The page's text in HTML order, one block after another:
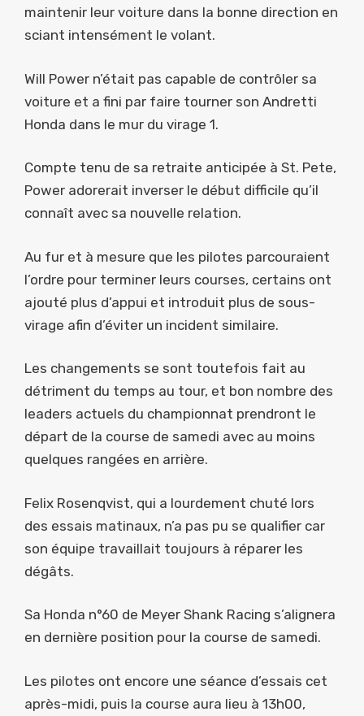
maintenir leur voiture dans la bonne direction en
sciant intensément le volant.
Will Power n’était pas capable de contrôler sa
voiture et a fini par faire tourner son Andretti
Honda dans le mur du virage 1.
Compte tenu de sa retraite anticipée à St. Pete,
Power adorerait inverser le début difficile qu’il
connaît avec sa nouvelle relation.
Au fur et à mesure que les pilotes parcouraient
l’ordre pour terminer leurs courses, certains ont
ajouté plus d’appui et introduit plus de sous-
virage afin d’éviter un incident similaire.
Les changements se sont toutefois fait au
détriment du temps au tour, et bon nombre des
leaders actuels du championnat prendront le
départ de la course de samedi avec au moins
quelques rangées en arrière.
Felix Rosenqvist, qui a lourdement chuté lors
des essais matinaux, n’a pas pu se qualifier car
son équipe travaillait toujours à réparer les
dégâts.
Sa Honda n°60 de Meyer Shank Racing s’alignera
en dernière position pour la course de samedi.
Les pilotes ont encore une séance d’essais cet
après-midi, puis la course aura lieu à 13h00,